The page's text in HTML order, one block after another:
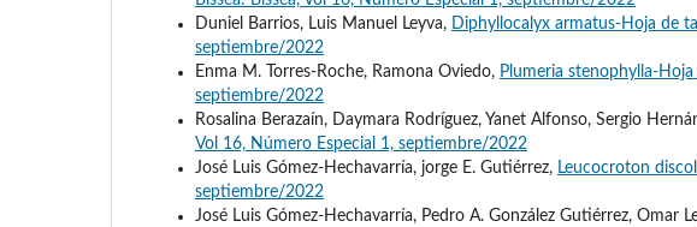
Duniel Barrios, Luis Manuel Leyva, Diphyllocalyx armatus-Hoja de
septiembre/2022
Enma M. Torres-Roche, Ramona Oviedo, Plumeria stenophylla-
septiembre/2022
Rosalina Berazaín, Daymara Rodríguez, Yanet Alfonso, Sergio
Vol 16, Número Especial 1, septiembre/2022
José Luis Gómez-Hechavarría, jorge E. Gutiérrez, Leucocroton
septiembre/2022
José Luis Gómez-Hechavarría, Pedro A. González Gutiérrez, Omar